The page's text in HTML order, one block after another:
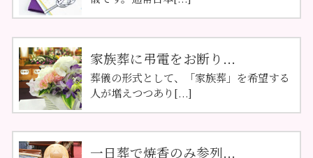
家族葬に弔電をお断り...
葬儀の形式として、「家族葬」を希望する
人が増えつつあり[...]
一日葬で焼香のみ参列...